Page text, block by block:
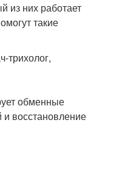
из них работает
такие
трихолог,
обменные
восстановление